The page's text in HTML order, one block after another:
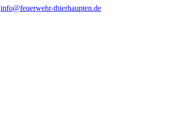
info@feuerwehr-thierhaupten.de